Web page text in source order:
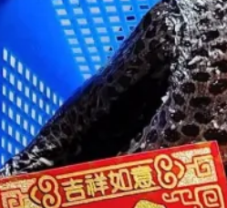
+
知
32+